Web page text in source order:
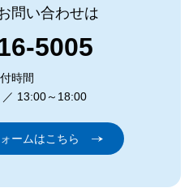
問い合わせは
5005
時間
13:00～18:00
ームはこちら